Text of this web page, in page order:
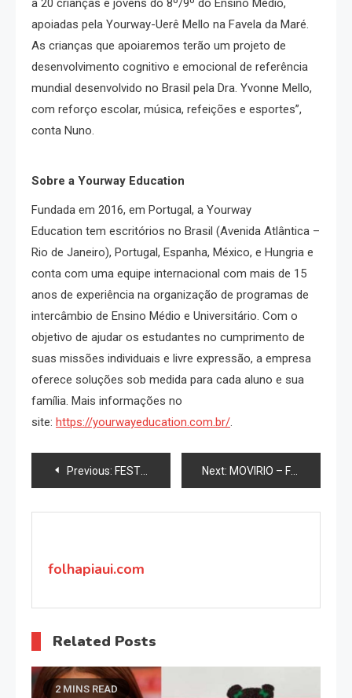
a 20 crianças e jovens do 8º/9º do Ensino Médio,
apoiadas pela Yourway-Uerê Mello na Favela da Maré.
As crianças que apoiaremos terão um projeto de
desenvolvimento cognitivo e emocional de referência
mundial desenvolvido no Brasil pela Dra. Yvonne Mello,
com reforço escolar, música, refeições e esportes”,
conta Nuno.
Sobre a Yourway Education
Fundada em 2016, em Portugal, a Yourway
Education tem escritórios no Brasil (Avenida Atlântica –
Rio de Janeiro), Portugal, Espanha, México, e Hungria e
conta com uma equipe internacional com mais de 15
anos de experiência na organização de programas de
intercâmbio de Ensino Médio e Universitário. Com o
objetivo de ajudar os estudantes no cumprimento de
suas missões individuais e livre expressão, a empresa
oferece soluções sob medida para cada aluno e sua
família. Mais informações no
site: https://yourwayeducation.com.br/.
Navegação
de
Previous: FESTIVAL PINK UMBRELLAS -SP APRESENTA ENCONTROS ARTÍSTICOS INÉDITO Next: MOVIRIO – FESTIVAL DE DANÇA NO RIO E NITERÓI
folhapiaui.com
Related Posts
2 MINS READ